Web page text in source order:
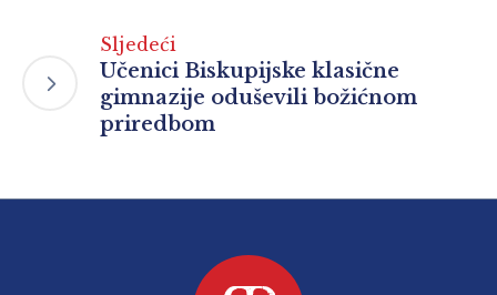
Sljedeći
Učenici Biskupijske klasične
gimnazije oduševili božićnom
priredbom